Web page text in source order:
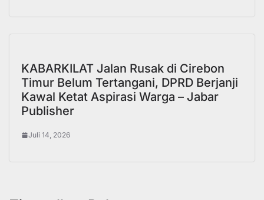
KABARKILAT Jalan Rusak di Cirebon
Timur Belum Tertangani, DPRD Berjanji
Kawal Ketat Aspirasi Warga – Jabar
Publisher
Juli 14, 2026